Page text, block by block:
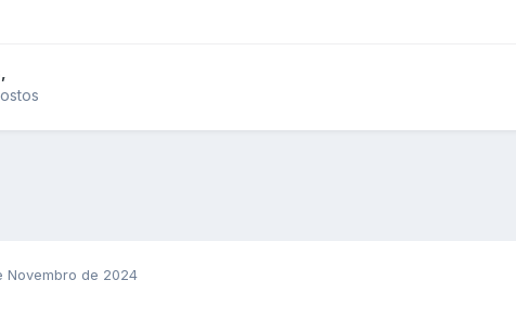
Novembro de 2024